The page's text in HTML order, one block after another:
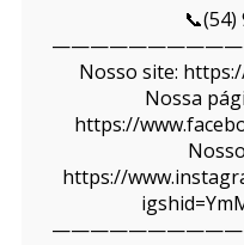
Nosso site:
Nossa
https://
https://